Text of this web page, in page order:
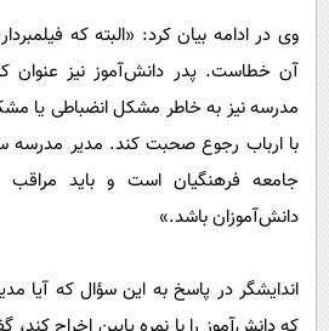
وی در ادامه بیان کرد: «البته که
آن خطاست. پدر دانش‌آموز نیز عنوان
مدرسه نیز به خاطر مشکل انضباطی یا
با ارباب رجوع صحبت کند. مدیر مدرسه
جامعه فرهنگیان است و باید مراقب
دانش‌آموزان باشد.»
اندایشگر در پاسخ به این سؤال که آیا